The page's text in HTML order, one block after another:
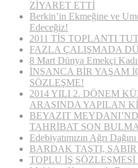
ZİYARET ETTİ
Berkin’in Ekmeğine ve
Edeceğiz!
2011 TİS TOPLANTI
FAZLA ÇALIŞMADA
8 Mart Dünya Emekçi
İNSANCA BİR YAŞAM
SÖZLEŞME!
2014 YILI 2. DÖNEM
ARASINDA YAPILAN
BEYAZIT
TAHRİBAT SON
Edebiyatımızın Ağrı
BARDAK TAŞTI,
TOPLU İŞ